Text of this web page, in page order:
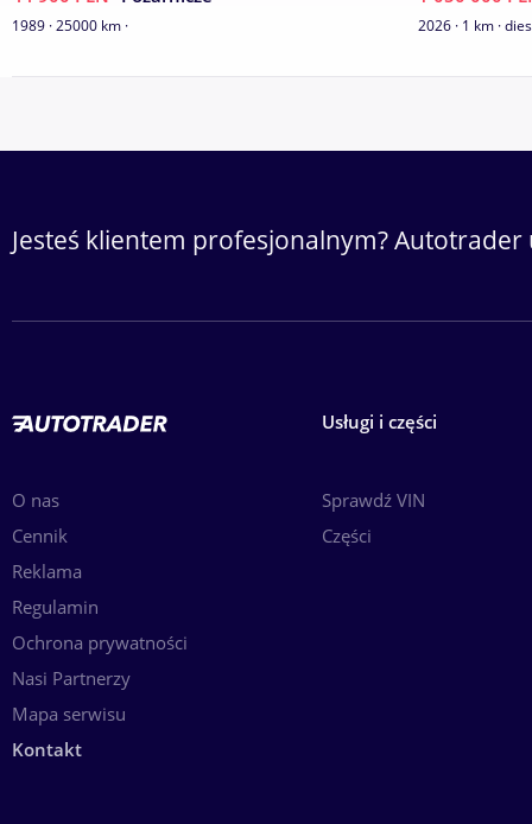
Pokaż numer
1989 · 25000 km · 2026 · 1 km ·
Jesteś klientem profesjonalnym?
O nas
Cennik
Reklama
Regulamin
Ochrona prywatności
Nasi Partnerzy
Mapa serwisu
Kontakt
Usługi i części
Sprawdź VIN
Części